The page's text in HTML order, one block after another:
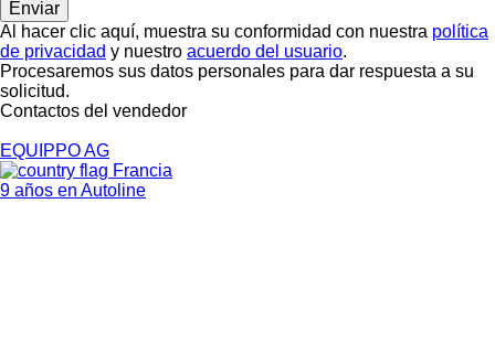
Al hacer clic aquí, muestra su conformidad con nuestra política
de privacidad y nuestro acuerdo del usuario.
Procesaremos sus datos personales para dar respuesta a su
solicitud.
Contactos del vendedor
EQUIPPO AG
Francia
9 años en Autoline